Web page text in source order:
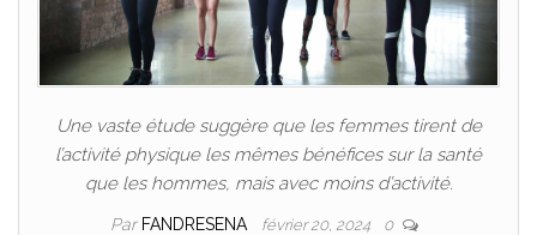
Une vaste étude suggère que les femmes tirent de
l’activité physique les mêmes bénéfices sur la santé
que les hommes, mais avec moins d’activité.
Par FANDRESENA février 20, 2024 0